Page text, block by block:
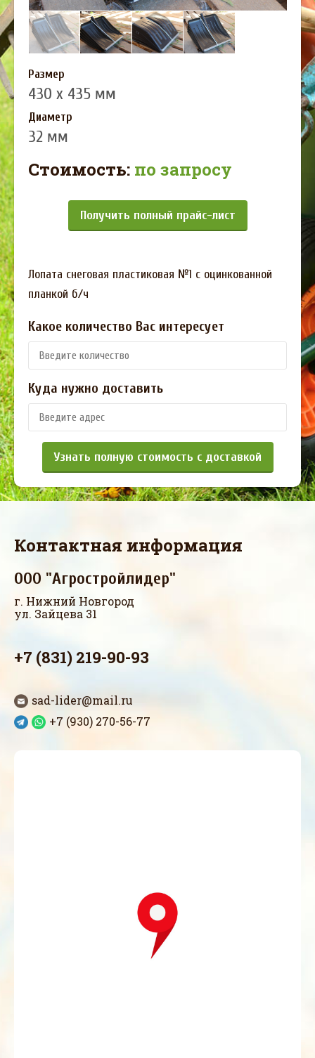
Размер
430 х 435 мм
Диаметр
32 мм
Стоимость: по запросу
Получить полный прайс-лист
Лопата снеговая пластиковая №1 с оцинкованной
планкой б/ч
Какое количество Вас интересует
Куда нужно доставить
Узнать полную стоимость с доставкой
Контактная информация
ООО "Агростройлидер"
г. Нижний Новгород
ул. Зайцева 31
+7 (831) 219-90-93
sad-lider@mail.ru
+7 (930) 270-56-77